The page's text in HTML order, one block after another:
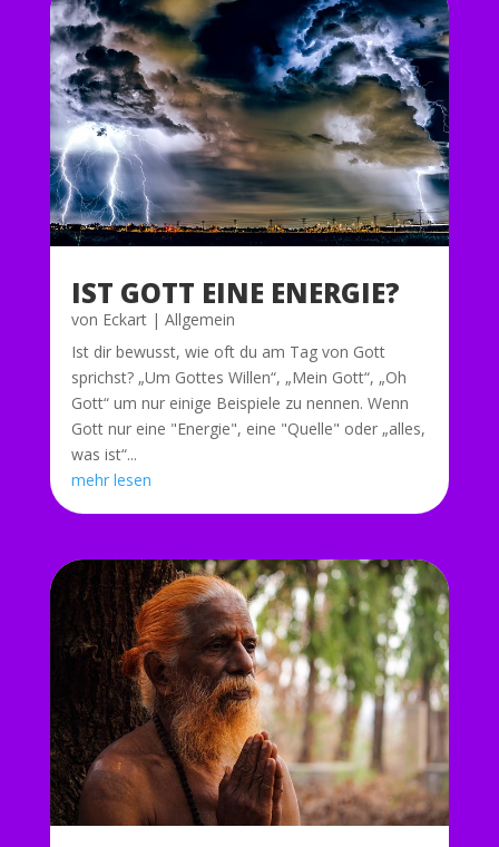
IST GOTT EINE ENERGIE?
von Eckart| Allgemein
Ist dir bewusst, wie oft du am Tag von Gott
sprichst? „Um Gottes Willen“, „Mein Gott“, „Oh
Gott“ um nur einige Beispiele zu nennen. Wenn
Gott nur eine "Energie", eine "Quelle" oder „alles,
was ist“...
mehr lesen